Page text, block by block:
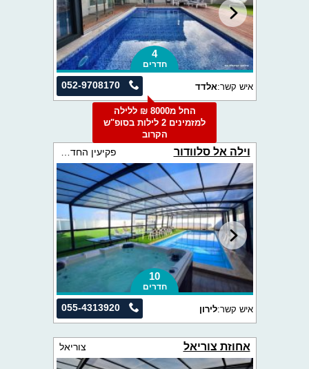
4
חדרים
052-9708170 איש קשר:אלדד
החל מ8000 ₪ ללילה
למזמינים 2 לילות בסופ"ש
הקרוב
וילה אל סלוודור
10
חדרים
055-4313920 איש קשר:לירון
אחוזת צוריאל צוריאל